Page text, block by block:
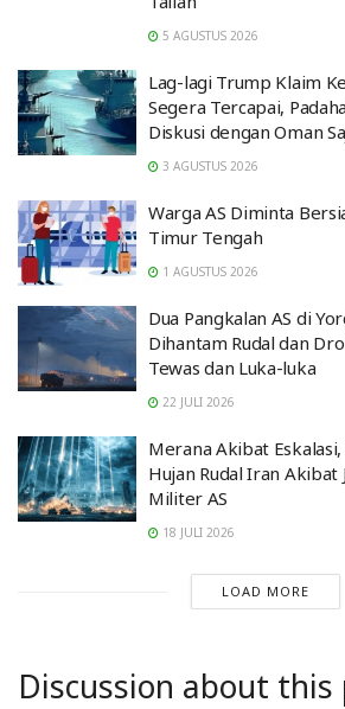
5 AGUSTUS 2026
Lag-lagi Trump Klaim
Segera Tercapai,
Diskusi dengan Oman
3 AGUSTUS 2026
Warga AS Diminta
Timur Tengah
1 AGUSTUS 2026
Dua Pangkalan AS di
Dihantam Rudal dan
Tewas dan Luka-luka
22 JULI 2026
Merana Akibat
Hujan Rudal Iran Akibat
Militer AS
18 JULI 2026
LOAD MORE
Discussion about this